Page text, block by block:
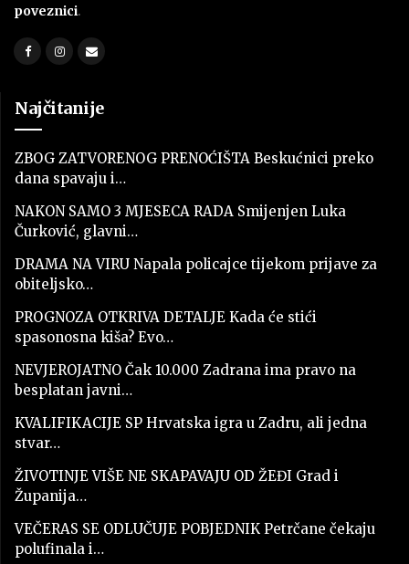
poveznici.
Najčitanije
ZBOG ZATVORENOG PRENOĆIŠTA Beskućnici preko
dana spavaju i…
NAKON SAMO 3 MJESECA RADA Smijenjen Luka
Čurković, glavni…
DRAMA NA VIRU Napala policajce tijekom prijave za
obiteljsko…
PROGNOZA OTKRIVA DETALJE Kada će stići
spasonosna kiša? Evo…
NEVJEROJATNO Čak 10.000 Zadrana ima pravo na
besplatan javni…
KVALIFIKACIJE SP Hrvatska igra u Zadru, ali jedna
stvar…
ŽIVOTINJE VIŠE NE SKAPAVAJU OD ŽEĐI Grad i
Županija…
VEČERAS SE ODLUČUJE POBJEDNIK Petrčane čekaju
polufinala i…